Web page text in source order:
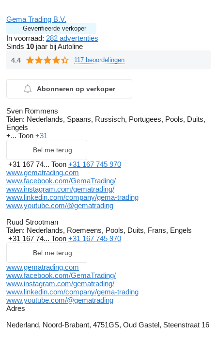
Gema Trading B.V.
Geverifieerde verkoper
In voorraad: 282 advertenties
Sinds 10 jaar bij Autoline
4.4 117 beoordelingen
Abonneren op verkoper
Sven Rommens
Talen: Nederlands, Spaans, Russisch, Portugees, Pools, Duits,
Engels
+... Toon +31
Bel me terug
+31 167 74... Toon +31 167 745 970
www.gematrading.com
www.facebook.com/GemaTrading/
www.instagram.com/gematrading/
www.linkedin.com/company/gema-trading
www.youtube.com/@gematrading
Ruud Strootman
Talen: Nederlands, Roemeens, Pools, Duits, Frans, Engels
+31 167 74... Toon +31 167 745 970
Bel me terug
www.gematrading.com
www.facebook.com/GemaTrading/
www.instagram.com/gematrading/
www.linkedin.com/company/gema-trading
www.youtube.com/@gematrading
Adres
Nederland, Noord-Brabant, 4751GS, Oud Gastel, Steenstraat 16